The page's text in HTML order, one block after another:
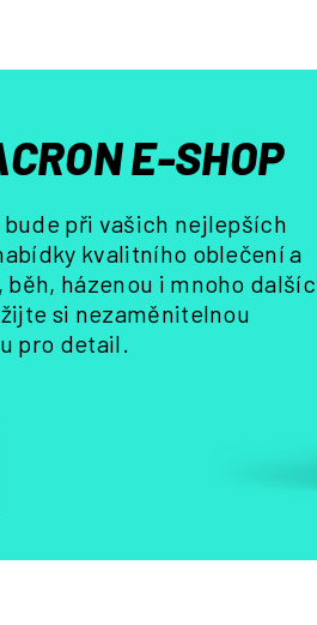
E-SHOP
při vašich nejlepších
kvalitního oblečení a
házenou i mnoho
si nezaměnitelnou
pro detail.